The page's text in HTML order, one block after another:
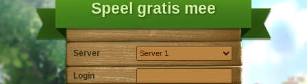
Speel gratis mee
Server
Login